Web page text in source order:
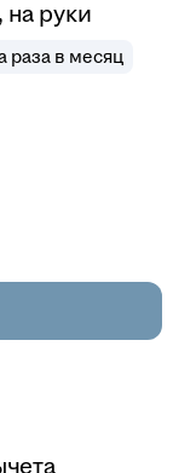
на руки
раза в месяц